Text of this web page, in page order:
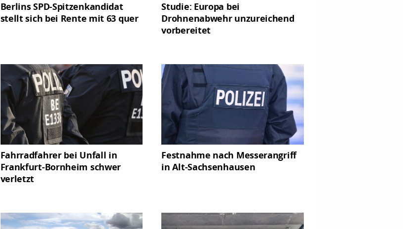
Berlins SPD-Spitzenkandidat
stellt sich bei Rente mit 63 quer
Studie: Europa bei
Drohnenabwehr unzureichend
vorbereitet
Fahrradfahrer bei Unfall in
Frankfurt-Bornheim schwer
verletzt
Festnahme nach Messerangriff
in Alt-Sachsenhausen